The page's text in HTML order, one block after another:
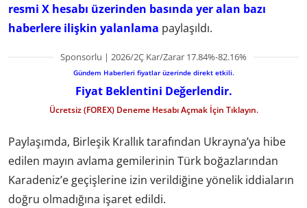
resmi X hesabı üzerinden basında yer alan bazı
haberlere ilişkin yalanlama paylaşıldı.
Sponsorlu | 2026/2Ç Kar/Zarar 17.84%-82.16%
Gündem Haberleri fiyatlar üzerinde direkt etkili.
Fiyat Beklentini Değerlendir.
Ücretsiz (FOREX) Deneme Hesabı Açmak İçin Tıklayın.
Paylaşımda, Birleşik Krallık tarafından Ukrayna’ya hibe
edilen mayın avlama gemilerinin Türk boğazlarından
Karadeniz’e geçişlerine izin verildiğine yönelik iddiaların
doğru olmadığına işaret edildi.